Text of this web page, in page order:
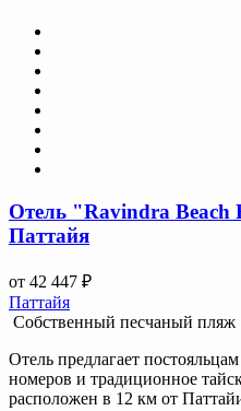
Отель "Ravindra Beach
Паттайя
от 42 447 ₽
Паттайя
Собственный песчаный пляж
Отель предлагает
номеров и традиционное
расположен в 12 км от